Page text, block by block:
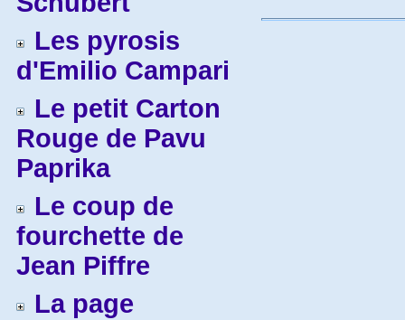
Les pyrosis
d'Emilio Campari
Le petit Carton
Rouge de Pavu
Paprika
Le coup de
fourchette de
Jean Piffre
La page